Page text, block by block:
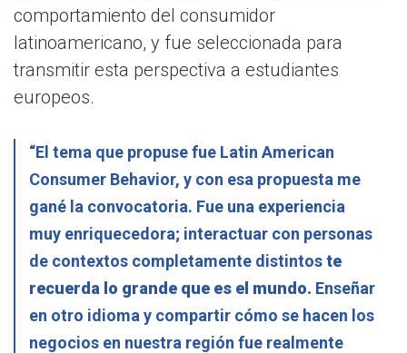
comportamiento del consumidor
latinoamericano, y fue seleccionada para
transmitir esta perspectiva a estudiantes
europeos.
“El tema que propuse fue Latin American
Consumer Behavior, y con esa propuesta me
gané la convocatoria. Fue una experiencia
muy enriquecedora; interactuar con personas
de contextos completamente distintoste
recuerda lo grande que es el mundo. Enseñar
en otro idioma y compartir cómo se hacen los
negocios en nuestra región fue realmente